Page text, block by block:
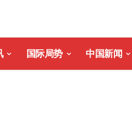
国际局势 中国新闻